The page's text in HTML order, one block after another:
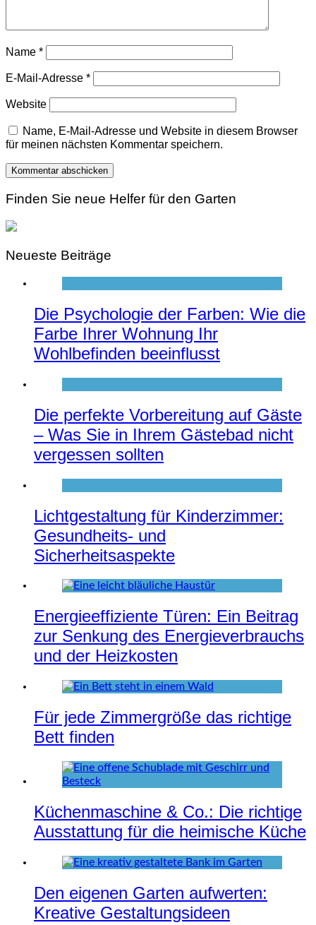
Name *
E-Mail-Adresse *
Website
Name, E-Mail-Adresse und Website in diesem Browser
für meinen nächsten Kommentar speichern.
Finden Sie neue Helfer für den Garten
Neueste Beiträge
Die Psychologie der Farben: Wie die
Farbe Ihrer Wohnung Ihr
Wohlbefinden beeinflusst
Die perfekte Vorbereitung auf Gäste
– Was Sie in Ihrem Gästebad nicht
vergessen sollten
Lichtgestaltung für Kinderzimmer:
Gesundheits- und
Sicherheitsaspekte
Energieeffiziente Türen: Ein Beitrag
zur Senkung des Energieverbrauchs
und der Heizkosten
Für jede Zimmergröße das richtige
Bett finden
Küchenmaschine & Co.: Die richtige
Ausstattung für die heimische Küche
Den eigenen Garten aufwerten:
Kreative Gestaltungsideen